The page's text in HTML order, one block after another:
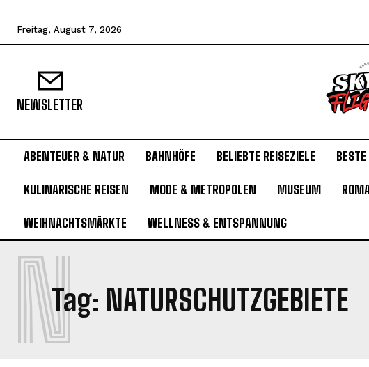
Freitag, August 7, 2026
NEWSLETTER
ABENTEUER & NATUR BAHNHÖFE BELIEBTE REISEZIELE
KULINARISCHE REISEN MODE & METROPOLEN MUSEUM
WEIHNACHTSMÄRKTE WELLNESS & ENTSPANNUNG
Tag: NATURSCHUTZGEBIETE
N